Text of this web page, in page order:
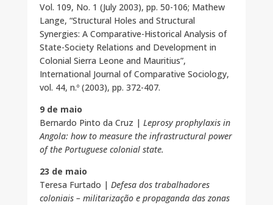
Vol. 109, No. 1 (July 2003), pp. 50-106; Mathew
Lange, “Structural Holes and Structural
Synergies: A Comparative-Historical Analysis of
State-Society Relations and Development in
Colonial Sierra Leone and Mauritius”,
International Journal of Comparative Sociology,
vol. 44, n.º (2003), pp. 372-407.
9 de maio
Bernardo Pinto da Cruz | Leprosy prophylaxis in
Angola: how to measure the infrastructural power
of the Portuguese colonial state.
23 de maio
Teresa Furtado | Defesa dos trabalhadores
coloniais – militarização e propaganda das zonas